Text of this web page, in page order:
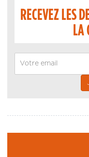
RECEVEZ LES
LA